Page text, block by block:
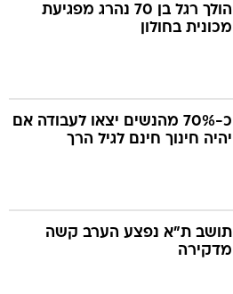
הולך רגל בן 70 נהרג מפגיעת
מכונית בחולון
כ-70% מהנשים יצאו לעבודה אם
יהיה חינוך חינם לגיל הרך
תושב ת"א נפצע הערב קשה
מדקירה